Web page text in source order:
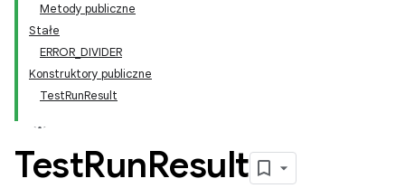
Metody publiczne
Stałe
ERROR_DIVIDER
Konstruktory publiczne
TestRunResult
TestRunResult